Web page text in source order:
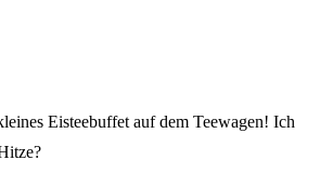
Eisteebuffet auf dem Teewagen! Ich